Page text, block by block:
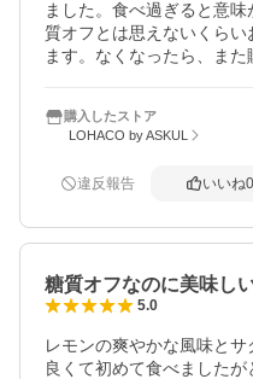
ました。食べ過ぎると意
質オフとは思えないくら
ます。なくなったら、また
購入したストア
LOHACO by ASKUL
違反報告 いいね0
糖質オフなのに美味し
5.0
レモンの爽やかな風味と
良くて初めて食べました